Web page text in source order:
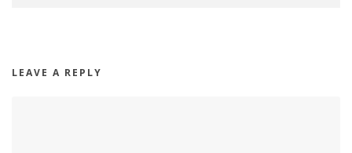
LEAVE A REPLY